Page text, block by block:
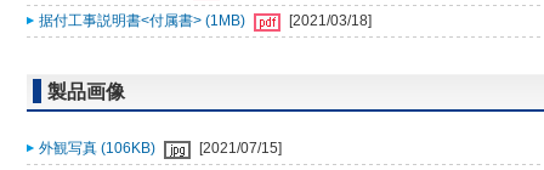
据付工事説明書<付属書> (1MB)
[2021/03/18]
製品画像
外観写真 (106KB) [2021/07/15]